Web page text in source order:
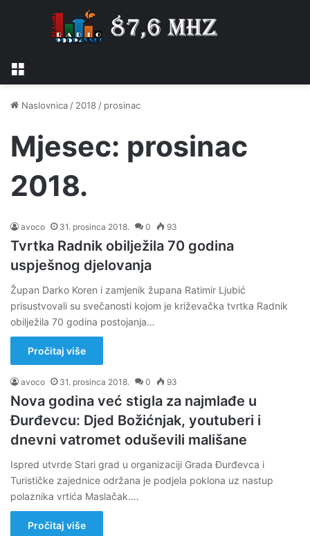
Naslovnica / 2018 / prosinac
Mjesec: prosinac
2018.
avoco 31. prosinca 2018. 0 93
Tvrtka Radnik obilježila 70 godina
uspješnog djelovanja
Župan Darko Koren i zamjenik župana Ratimir Ljubić
prisustvovali su svečanosti kojom je križevačka tvrtka Radnik
obilježila 70 godina postojanja…
Pročitaj više
avoco 31. prosinca 2018. 0 93
Nova godina već stigla za najmlađe u
Đurđevcu: Djed Božićnjak, youtuberi i
dnevni vatromet oduševili mališane
Ispred utvrde Stari grad u organizaciji Grada Đurđevca i
Turističke zajednice održana je podjela poklona uz nastup
polaznika vrtića Maslačak.…
Pročitaj više